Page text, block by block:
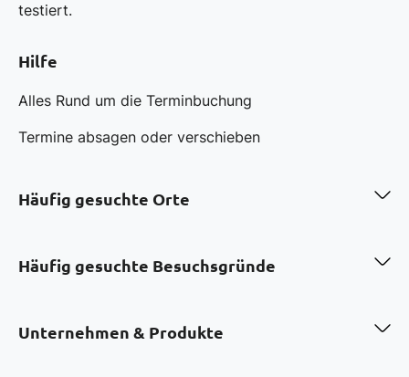
testiert.
Hilfe
Alles Rund um die Terminbuchung
Termine absagen oder verschieben
Häufig gesuchte Orte
Zahnarzt in Hamburg
Zahnarzt in München
Zahnarzt in Düsseldorf
Häufig gesuchte Besuchsgründe
Bleaching in München
Invisalign in Düsseldorf
Unternehmen & Produkte